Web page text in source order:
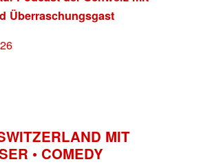
Überraschungsgast
MIT
• COMEDY